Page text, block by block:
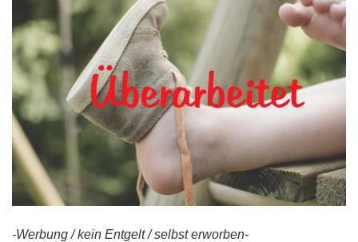
-Werbung / kein Entgelt / selbst erworben-